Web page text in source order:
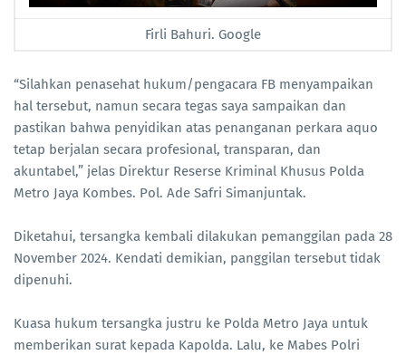
Firli Bahuri. Google
“Silahkan penasehat hukum/pengacara FB menyampaikan
hal tersebut, namun secara tegas saya sampaikan dan
pastikan bahwa penyidikan atas penanganan perkara aquo
tetap berjalan secara profesional, transparan, dan
akuntabel,” jelas Direktur Reserse Kriminal Khusus Polda
Metro Jaya Kombes. Pol. Ade Safri Simanjuntak.
Diketahui, tersangka kembali dilakukan pemanggilan pada 28
November 2024. Kendati demikian, panggilan tersebut tidak
dipenuhi.
Kuasa hukum tersangka justru ke Polda Metro Jaya untuk
memberikan surat kepada Kapolda. Lalu, ke Mabes Polri